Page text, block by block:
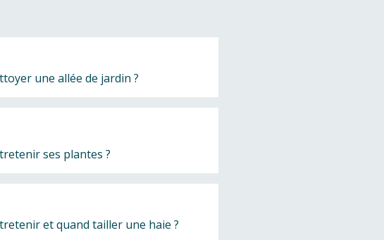
une allée de jardin ?
ses plantes ?
et quand tailler une haie ?